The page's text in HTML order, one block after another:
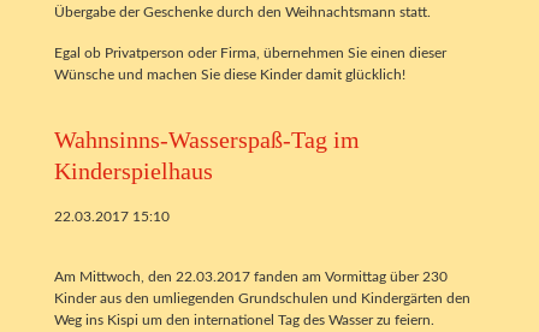
Übergabe der Geschenke durch den Weihnachtsmann statt.
Egal ob Privatperson oder Firma, übernehmen Sie einen dieser
Wünsche und machen Sie diese Kinder damit glücklich!
Wahnsinns-Wasserspaß-Tag im
Kinderspielhaus
22.03.2017 15:10
Am Mittwoch, den 22.03.2017 fanden am Vormittag über 230
Kinder aus den umliegenden Grundschulen und Kindergärten den
Weg ins Kispi um den internationel Tag des Wasser zu feiern.